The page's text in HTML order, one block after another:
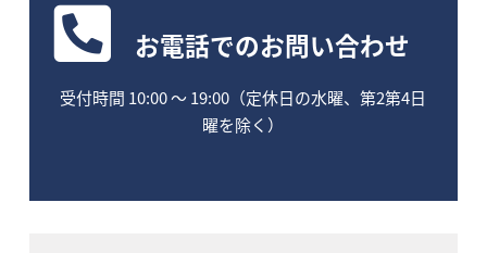
お電話でのお問い合わせ
受付時間 10:00 〜 19:00（定休日の水曜、第2第4日
曜を除く）